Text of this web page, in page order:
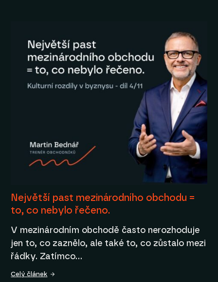
Největší past mezinárodního obchodu =
to, co nebylo řečeno.
V mezinárodním obchodě často nerozhoduje
jen to, co zaznělo, ale také to, co zůstalo mezi
řádky. Zatímco…
Celý článek